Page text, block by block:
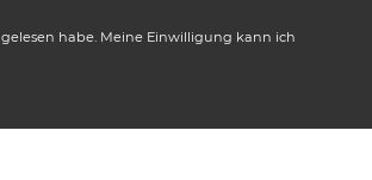
gelesen habe. Meine Einwilligung kann ich